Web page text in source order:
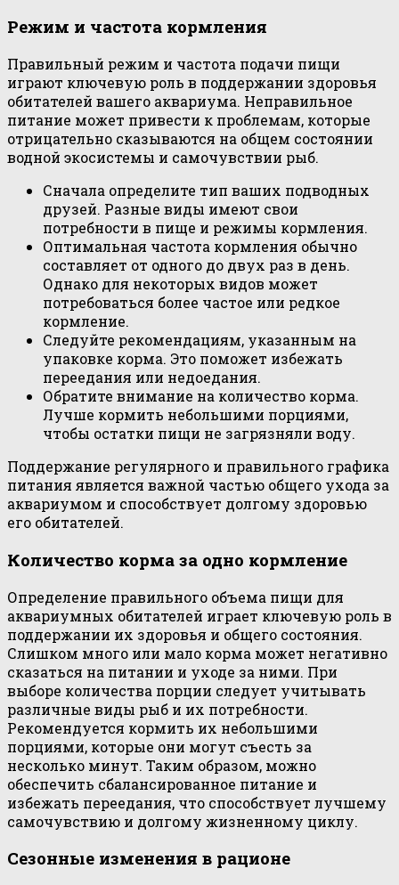
Режим и частота кормления
Правильный режим и частота подачи пищи
играют ключевую роль в поддержании здоровья
обитателей вашего аквариума. Неправильное
питание может привести к проблемам, которые
отрицательно сказываются на общем состоянии
водной экосистемы и самочувствии рыб.
Сначала определите тип ваших подводных
друзей. Разные виды имеют свои
потребности в пище и режимы кормления.
Оптимальная частота кормления обычно
составляет от одного до двух раз в день.
Однако для некоторых видов может
потребоваться более частое или редкое
кормление.
Следуйте рекомендациям, указанным на
упаковке корма. Это поможет избежать
переедания или недоедания.
Обратите внимание на количество корма.
Лучше кормить небольшими порциями,
чтобы остатки пищи не загрязняли воду.
Поддержание регулярного и правильного графика
питания является важной частью общего ухода за
аквариумом и способствует долгому здоровью
его обитателей.
Количество корма за одно кормление
Определение правильного объема пищи для
аквариумных обитателей играет ключевую роль в
поддержании их здоровья и общего состояния.
Слишком много или мало корма может негативно
сказаться на питании и уходе за ними. При
выборе количества порции следует учитывать
различные виды рыб и их потребности.
Рекомендуется кормить их небольшими
порциями, которые они могут съесть за
несколько минут. Таким образом, можно
обеспечить сбалансированное питание и
избежать переедания, что способствует лучшему
самочувствию и долгому жизненному циклу.
Сезонные изменения в рационе